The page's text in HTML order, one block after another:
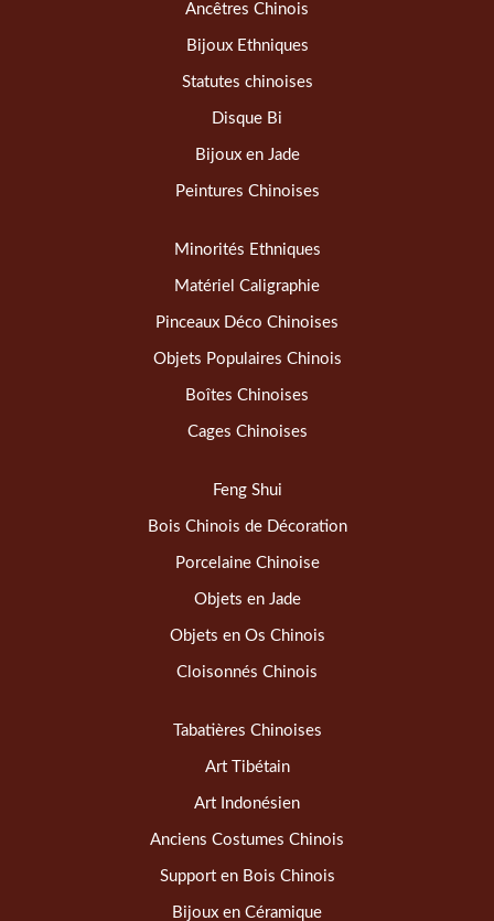
Ancêtres Chinois
Bijoux Ethniques
Statutes chinoises
Disque Bi
Bijoux en Jade
Peintures Chinoises
Minorités Ethniques
Matériel Caligraphie
Pinceaux Déco Chinoises
Objets Populaires Chinois
Boîtes Chinoises
Cages Chinoises
Feng Shui
Bois Chinois de Décoration
Porcelaine Chinoise
Objets en Jade
Objets en Os Chinois
Cloisonnés Chinois
Tabatières Chinoises
Art Tibétain
Art Indonésien
Anciens Costumes Chinois
Support en Bois Chinois
Bijoux en Céramique